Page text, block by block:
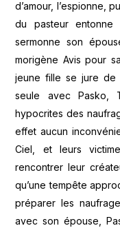
d’amour, l’espionne,
du pasteur
sermonne son
morigène Avis pour
jeune fille se jure de
seule avec Pasko,
hypocrites des
effet aucun
Ciel, et leurs
rencontrer leur
qu’une tempête
préparer les
avec son épouse,